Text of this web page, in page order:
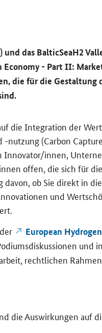
und das BalticSeaH2
- Part II:
die für die Ge­stal­tung
die In­te­gra­ti­on der
-​nutzung (Carbon
In­no­va­tor/innen,
offen, die sich für
davon, ob Sie di­rekt in
und
European
und
recht­li­chen
die Aus­wir­kun­gen auf